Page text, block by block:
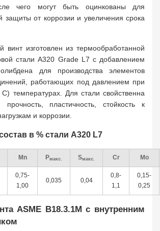
чего могут быть оцинкованы для
защиты от коррозии и увеличения срока
винт изготовлен из термообработанной
стали A320 Grade L7 с добавлением
для производства элементов
работающих под давлением при
температурах. Для стали свойственна
пластичность, стойкость к
и коррозии.
в % стали A320 L7
Mn Pмакс. Sмакс. Cr Mo
0,75-
1,00
0,035 0,04
0,8-
1,1
0,15-
0,25
ASME B18.3.1M с внутренним